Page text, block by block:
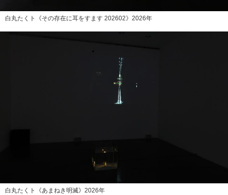
白丸たくト《その存在に耳をすます 202602》2026年
白丸たくト《あまねき明滅》2026年